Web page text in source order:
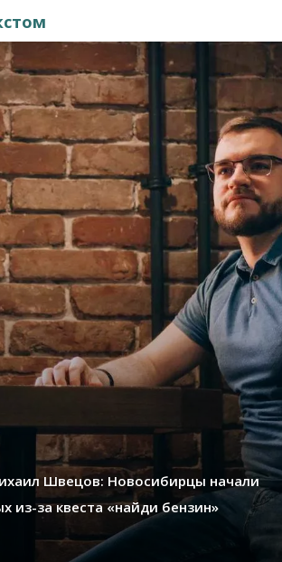
Швецов: Новосибирцы начали
из-за квеста «найди бензин»